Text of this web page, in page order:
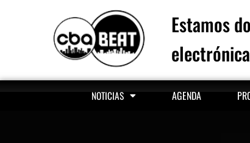
Estamos
electrónica
NOTICIAS AGENDA